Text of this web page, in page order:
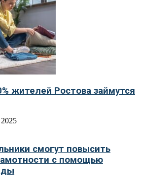
жителей Ростова займутся
смогут повысить
с помощью